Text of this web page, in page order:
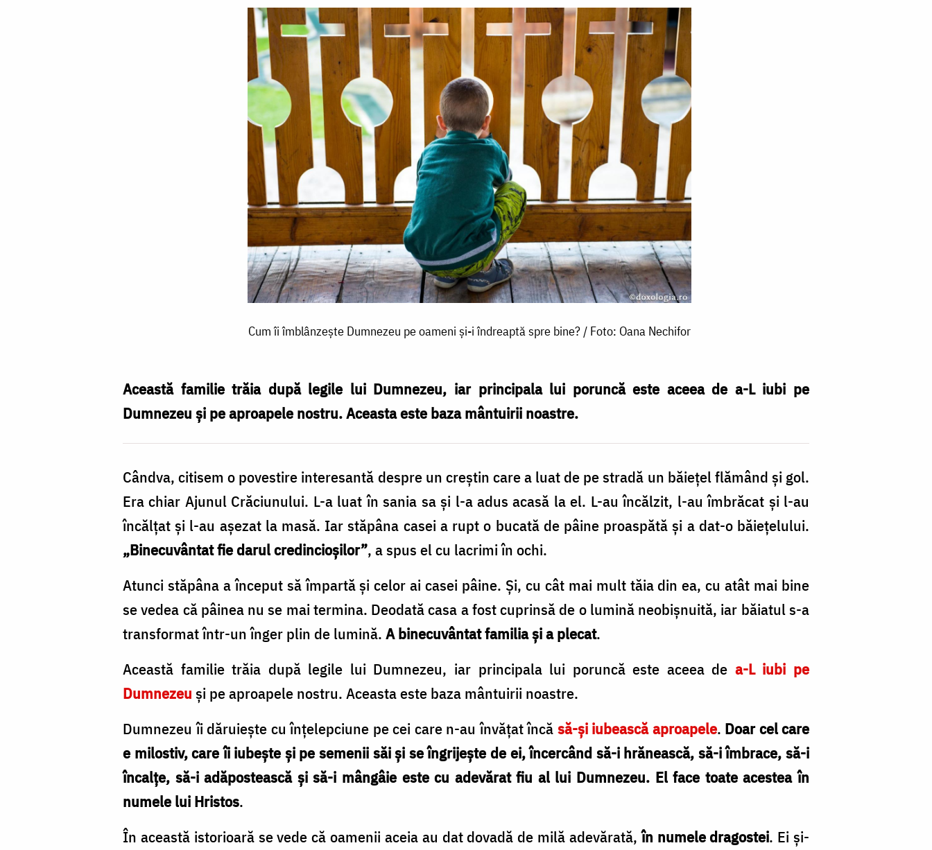
Cum îi îmblânzește Dumnezeu pe oameni și-i îndreaptă spre bine? / Foto: Oana Nechifor
Această familie trăia după legile lui Dumnezeu, iar principala lui poruncă este aceea de a-L iubi pe
Dumnezeu și pe aproapele nostru. Aceasta este baza mântuirii noastre.
Cândva, citisem o povestire interesantă despre un creștin care a luat de pe stradă un băiețel flămând și gol.
Era chiar Ajunul Crăciunului. L-a luat în sania sa și l-a adus acasă la el. L-au încălzit, l-au îmbrăcat și l-au
încălțat și l-au așezat la masă. Iar stăpâna casei a rupt o bucată de pâine proaspătă și a dat-o băiețelului.
„Binecuvântat fie darul credincioșilor”, a spus el cu lacrimi în ochi.
Atunci stăpâna a început să împartă și celor ai casei pâine. Și, cu cât mai mult tăia din ea, cu atât mai bine
se vedea că pâinea nu se mai termina. Deodată casa a fost cuprinsă de o lumină neobișnuită, iar băiatul s-a
transformat într-un înger plin de lumină. A binecuvântat familia și a plecat.
Această familie trăia după legile lui Dumnezeu, iar principala lui poruncă este aceea de a-L iubi pe
Dumnezeu și pe aproapele nostru. Aceasta este baza mântuirii noastre.
Dumnezeu îi dăruiește cu înțelepciune pe cei care n-au învățat încă să-și iubească aproapele. Doar cel care
e milostiv, care îi iubește și pe semenii săi și se îngrijește de ei, încercând să-i hrănească, să-i îmbrace, să-i
încalțe, să-i adăpostească și să-i mângâie este cu adevărat fiu al lui Dumnezeu. El face toate acestea în
numele lui Hristos.
În această istorioară se vede că oamenii aceia au dat dovadă de milă adevărată, în numele dragostei. Ei și-